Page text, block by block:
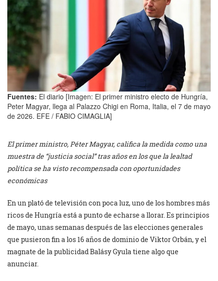
Fuentes: El diario [Imagen: El primer ministro electo de Hungría,
Peter Magyar, llega al Palazzo Chigi en Roma, Italia, el 7 de mayo
de 2026. EFE / FABIO CIMAGLIA]
El primer ministro, Péter Magyar, califica la medida como una
muestra de “justicia social” tras años en los que la lealtad
política se ha visto recompensada con oportunidades
económicas
En un plató de televisión con poca luz, uno de los hombres más
ricos de Hungría está a punto de echarse a llorar. Es principios
de mayo, unas semanas después de las elecciones generales
que pusieron fin a los 16 años de dominio de Viktor Orbán, y el
magnate de la publicidad Balásy Gyula tiene algo que
anunciar.